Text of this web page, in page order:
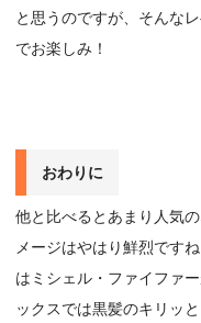
と思うのですが、そんな
でお楽しみ！
おわりに
他と比べるとあまり人気
メージはやはり鮮烈です
はミシェル・ファイファ
ックスでは黒髪のキリッ